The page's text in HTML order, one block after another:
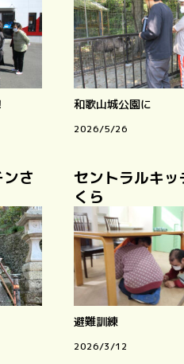
和歌山城公園に
2026/5/26
さ
セントラルキッ
くら
避難訓練
2026/3/12